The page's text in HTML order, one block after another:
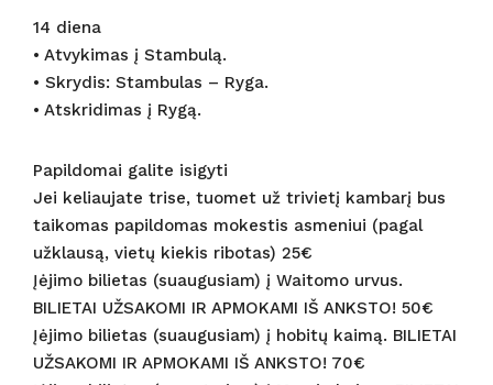
14 diena
• Atvykimas į Stambulą.
• Skrydis: Stambulas – Ryga.
• Atskridimas į Rygą.
Papildomai galite isigyti
Jei keliaujate trise, tuomet už trivietį kambarį bus
taikomas papildomas mokestis asmeniui (pagal
užklausą, vietų kiekis ribotas) 25€
Įėjimo bilietas (suaugusiam) į Waitomo urvus.
BILIETAI UŽSAKOMI IR APMOKAMI IŠ ANKSTO! 50€
Įėjimo bilietas (suaugusiam) į hobitų kaimą. BILIETAI
UŽSAKOMI IR APMOKAMI IŠ ANKSTO! 70€